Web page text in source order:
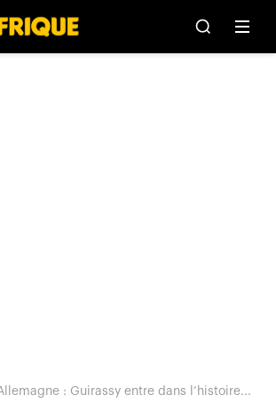
: Guirassy entre dans l’histoire...